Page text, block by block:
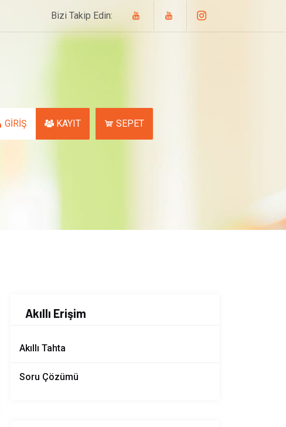
Bizi Takip Edin:
GİRİŞ KAYIT SEPET
Akıllı Erişim
Akıllı Tahta
Soru Çözümü